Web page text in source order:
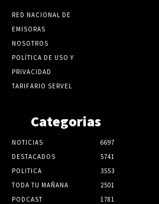
RED NACIONAL DE
EMISORAS
NOSOTROS
POLÍTICA DE USO Y
PRIVACIDAD
TARIFARIO SERVEL
Categorias
NOTICIAS
6697
DESTACADOS
5741
POLITICA
3553
TODA TU MAÑANA
2501
PODCAST
1781